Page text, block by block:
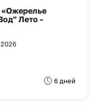
«Ожерелье
Лето -
6 дней